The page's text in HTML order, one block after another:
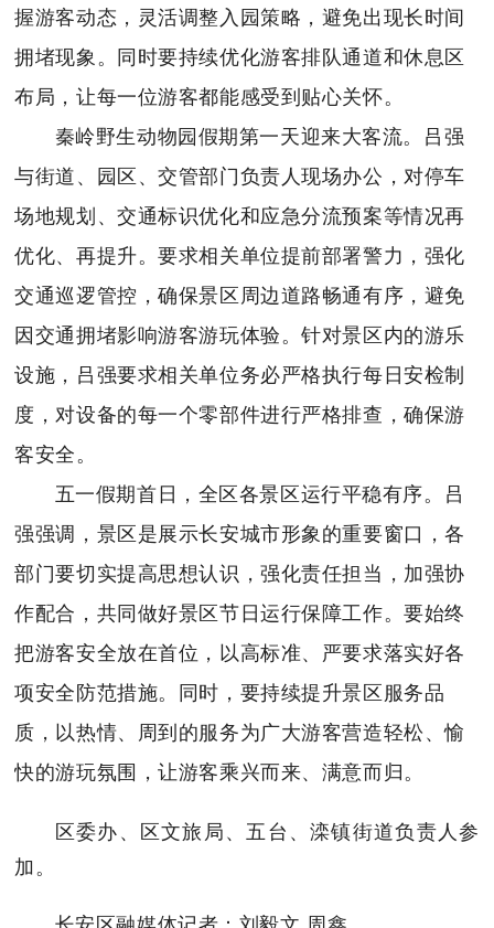
握游客动态，灵活调整入园策略，避免出现长时间
拥堵现象。同时要持续优化游客排队通道和休息区
布局，让每一位游客都能感受到贴心关怀。
秦岭野生动物园假期第一天迎来大客流。吕强
与街道、园区、交管部门负责人现场办公，对停车
场地规划、交通标识优化和应急分流预案等情况再
优化、再提升。要求相关单位提前部署警力，强化
交通巡逻管控，确保景区周边道路畅通有序，避免
因交通拥堵影响游客游玩体验。针对景区内的游乐
设施，吕强要求相关单位务必严格执行每日安检制
度，对设备的每一个零部件进行严格排查，确保游
客安全。
五一假期首日，全区各景区运行平稳有序。吕
强强调，景区是展示长安城市形象的重要窗口，各
部门要切实提高思想认识，强化责任担当，加强协
作配合，共同做好景区节日运行保障工作。要始终
把游客安全放在首位，以高标准、严要求落实好各
项安全防范措施。同时，要持续提升景区服务品
质，以热情、周到的服务为广大游客营造轻松、愉
快的游玩氛围，让游客乘兴而来、满意而归。
区委办、区文旅局、五台、滦镇街道负责人参
加。